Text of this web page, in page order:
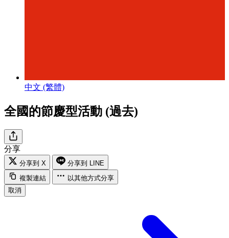
中文 (繁體)
全國的節慶型活動 (過去)
分享
分享到 X
分享到 LINE
複製連結
以其他方式分享
取消